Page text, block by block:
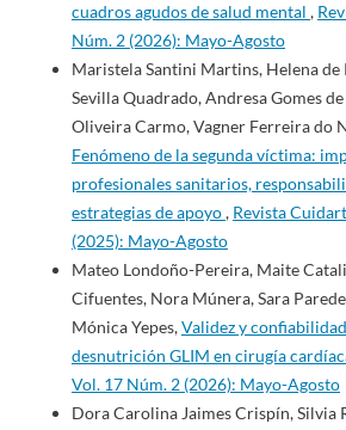
cuadros agudos de salud mental ,
Núm. 2 (2026): Mayo-Agosto
Maristela Santini Martins, Helena de
Sevilla Quadrado, Andresa Gomes
Oliveira Carmo, Vagner Ferreira do
Fenómeno de la segunda víctima:
profesionales sanitarios,
estrategias de apoyo, Revista
(2025): Mayo-Agosto
Mateo Londoño-Pereira, Maite
Cifuentes, Nora Múnera, Sara
Mónica Yepes,Validez y
desnutrición GLIM en cirugía
Vol. 17 Núm. 2 (2026): Mayo-Agosto
Dora Carolina Jaimes Crispín, Silvia